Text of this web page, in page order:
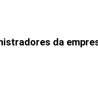
da